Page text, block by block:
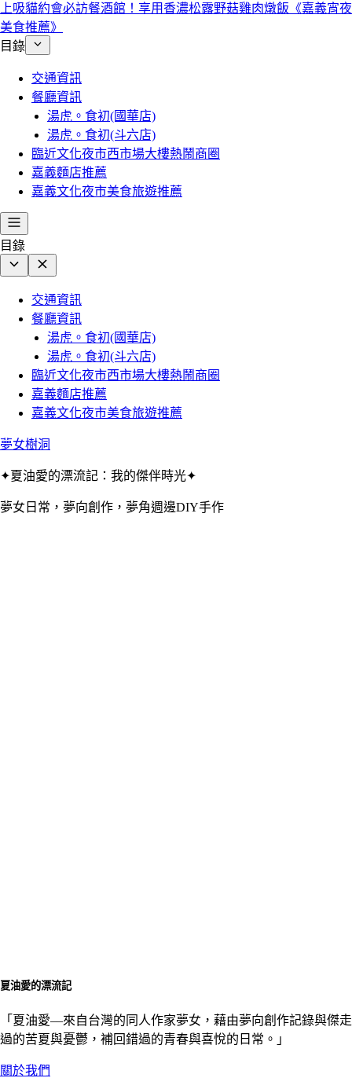
上吸貓約會必訪餐酒館！享用香濃松露野菇雞肉燉飯《嘉義宵夜
美食推薦》
目錄
交通資訊
餐廳資訊
湯虎。食初(國華店)
湯虎。食初(斗六店)
臨近文化夜市西市場大樓熱鬧商圈
嘉義麵店推薦
嘉義文化夜市美食旅遊推薦
目錄
交通資訊
餐廳資訊
湯虎。食初(國華店)
湯虎。食初(斗六店)
臨近文化夜市西市場大樓熱鬧商圈
嘉義麵店推薦
嘉義文化夜市美食旅遊推薦
夢女樹洞
✦夏油愛的漂流記：我的傑伴時光✦
夢女日常，夢向創作，夢角週邊DIY手作
夏油愛的漂流記
「夏油愛––來自台灣的同人作家夢女，藉由夢向創作記錄與傑走
過的苦夏與憂鬱，補回錯過的青春與喜悅的日常。」
關於我們